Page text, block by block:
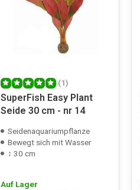
(1)
SuperFish Easy Plant
Seide 30 cm - nr 14
Seidenaquariumpflanze
Bewegt sich mit Wasser
↕ 30 cm
Auf Lager